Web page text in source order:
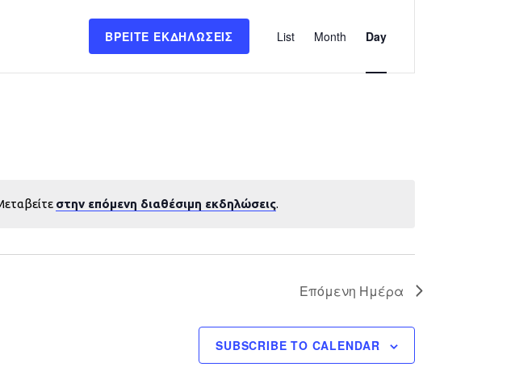
στην επόμενη διαθέσιμη εκδηλώσεις.
ΒΡΕΊΤΕ ΕΚΔΗΛΏΣΕΙΣ
Views
Navigation
List Month Day
Επόμενη Ημέρα
SUBSCRIBE TO CALENDAR